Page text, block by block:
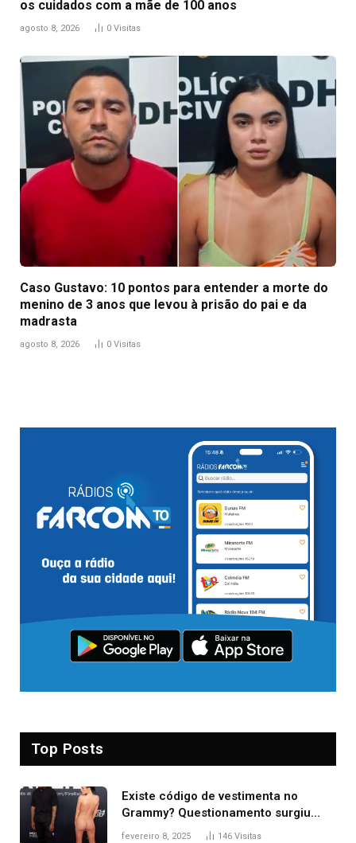
os cuidados com a mãe de 100 anos
agosto 8, 2026 0 Visitas
Caso Gustavo: 10 pontos para entender a morte do
menino de 3 anos que levou à prisão do pai e da
madrasta
agosto 8, 2026 0 Visitas
Top Posts
Existe código de vestimenta no
Grammy? Questionamento surgiu
após Bianca Censori, mulher de
fevereiro 8, 2025 146 Visitas